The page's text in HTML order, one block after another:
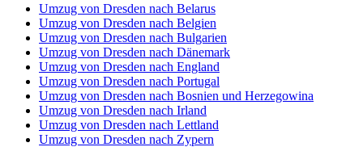
Umzug von Dresden nach Belarus
Umzug von Dresden nach Belgien
Umzug von Dresden nach Bulgarien
Umzug von Dresden nach Dänemark
Umzug von Dresden nach England
Umzug von Dresden nach Portugal
Umzug von Dresden nach Bosnien und Herzegowina
Umzug von Dresden nach Irland
Umzug von Dresden nach Lettland
Umzug von Dresden nach Zypern